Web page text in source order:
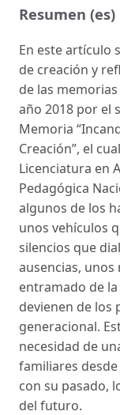
Resumen (es)
En este artículo
de creación y
de las
año 2018 por el
Memoria
Creación”, el
Licenciatura en
Pedagógica
algunos de los
unos vehículos
silencios que
ausencias,
entramado de
devienen de los
generacional.
necesidad de
familiares
con su pasado,
del futuro.